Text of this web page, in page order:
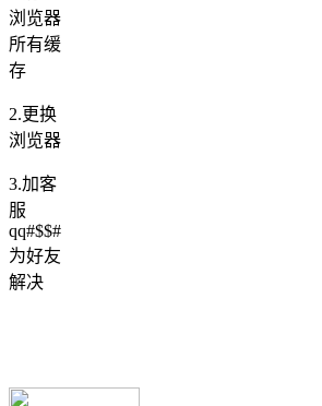
浏览器
所有缓
存
2.更换
浏览器
3.加客
服
qq#$$#
为好友
解决